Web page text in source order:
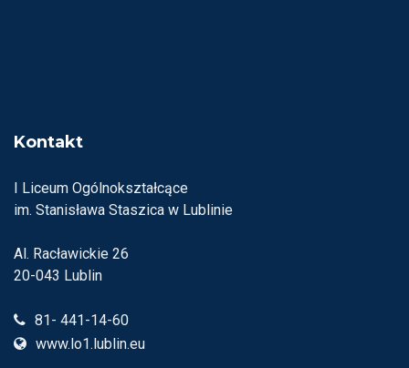
Kontakt
I Liceum Ogólnokształcące
im. Stanisława Staszica w Lublinie
Al. Racławickie 26
20-043 Lublin
81- 441-14-60
www.lo1.lublin.eu